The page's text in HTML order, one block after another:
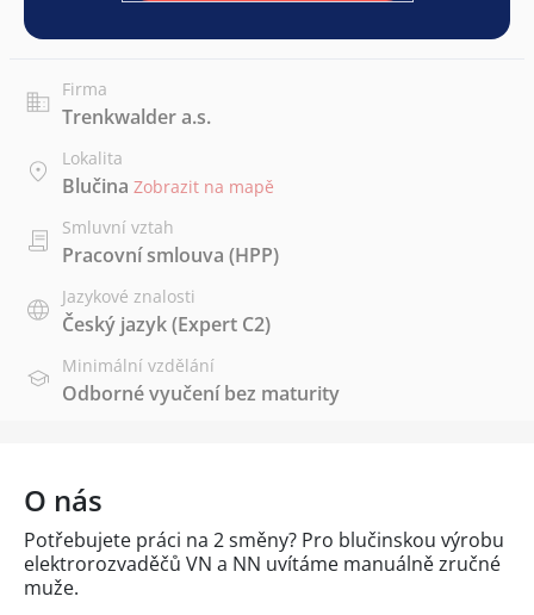
Firma
Trenkwalder a.s.
Lokalita
Blučina Zobrazit na mapě
Smluvní vztah
Pracovní smlouva (HPP)
Jazykové znalosti
Český jazyk(Expert C2)
Minimální vzdělání
Odborné vyučení bez maturity
O nás
Potřebujete práci na 2 směny? Pro blučinskou výrobu
elektrorozvaděčů VN a NN uvítáme manuálně zručné
muže.